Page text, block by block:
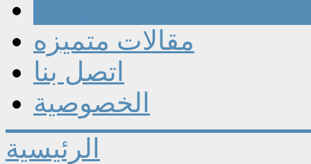
مقالات متميزه
اتصل بنا
الخصوصية
الرئيسية